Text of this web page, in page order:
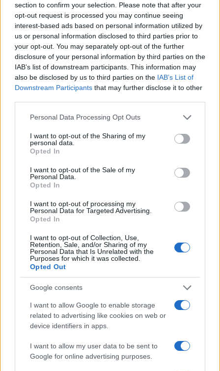
section to confirm your selection. Please note that after your
opt-out request is processed you may continue seeing
interest-based ads based on personal information utilized by
us or personal information disclosed to third parties prior to
your opt-out. You may separately opt-out of the further
disclosure of your personal information by third parties on the
IAB’s list of downstream participants. This information may
also be disclosed by us to third parties on the IAB’s List of
Downstream Participants that may further disclose it to other
Please note that this website/app uses one or more Google
not limited to your visit or usage behaviour. You may click to
grant or deny consent to Google and its third-party tags to
use your data for below specified purposes in below Google
consent section.
Personal Data Processing Opt Outs
I want to opt-out of the Sharing of my
personal data.
Opted In
I want to opt-out of the Sale of my
Personal Data.
Opted In
I want to opt-out of processing my
Personal Data for Targeted Advertising.
Opted In
I want to opt-out of Collection, Use,
Retention, Sale, and/or Sharing of my
Personal Data that Is Unrelated with the
Purposes for which it was collected.
Opted Out
Google consents
I want to allow Google to enable storage
related to advertising like cookies on web or
device identifiers in apps.
I want to allow my user data to be sent to
Google for online advertising purposes.
A Neokohn megkereste az S&D
képviselőcsoport magyar tagját, Dobrev
Klárát, hogy osztja-e elnökük „izraeli
népirtásról” szóló álláspontját, amint reagál,
update-eljük cikkünket.
társulási megállapodását
Az Izrael-ellenes Írország EU-
elnökségében bíznak
„Mi kezdeményeztük ezt a vitát Gázáról, mert
az újságok nem számolnak be róla naponta,
de a katasztrófa továbbra is tart” – állítja
García Pérez, akinek elege van a bírálatokból,
amelyekből bőven volt, de amelyek után
semmi igazán hatékony lépés nem
következett. Ezért az Izrael-ellenes Írország
EU-elnökségétől remélik a
„Bízunk benne, hogy az ír elnökség
segítséget nyújt majd ezen a téren.”
Emlékezetes, hogy április végén